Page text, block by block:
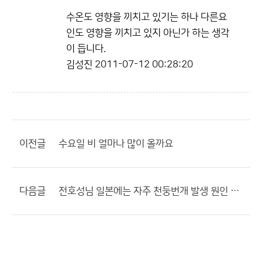
수온도 영향을 끼치고 있기는 하나 다른요
인도 영향을 끼치고 있지 아닌가 하는 생각
이 듭니다.
김성진 2011-07-12 00:28:20
이전글 수요일 비 얼마나 많이 올까요
다음글 전호성님 일본에는 자주 천둥번개 발생 원인 알려주세요